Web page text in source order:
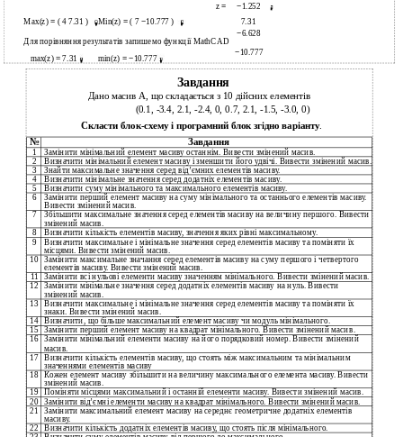
z= − 1.252
7.31
Max(z)= ( 4 7.31 ) Min(z) =( 7−10.777 )
−6.628
Для порівняння результатів запишемо функції MathCAD
max(z)=7.31 min(z) = −10.777
−10.777
Завдання
Дано масив А, що складається з 10 дійсних елементів
(0.1, -3.4, 2.1, -2.4, 0, 0.7, 2.1, -1.5, -3.0, 0)
Скласти блок-схему і програмний блок згідно варіанту.
№
Завдання
1 Замінити мінімальний елемент масиву останнім. Вивести змінений масив.
2 Визначити мінімальний елемент масиву і зменшити його удвічі. Вивести змінений масив.
3 Знайти максимальне значення серед від’ємних елементів масиву.
4 Визначити мінімальне значення серед додатніх елементів масиву.
5
Визначити суму мінімального та максимального елементів масиву.
6
Замінити перший елемент масиву на суму мінімального та останнього елементів масиву.
Вивести змінений масив.
7
Збільшити максимальне значення серед елементів масиву на величину першого. Вивести
змінений масив.
8
Визначити кількість елементів масиву, значення яких рівні максимальному.
9
Визначити максимальне і мінімальне значення серед елементів масиву та поміняти їх
місцями. Вивести змінений масив.
10
Замінити максимальне значання серед елементів масиву на суму першого і четвертого
елементів масиву. Вивести змінений масив.
11
Замінити всі нульові елементи масиву значенням мінімального. Вивести змінений масив.
12
Замінити мінімальне значення серед додатніх елементів масиву на нуль. Вивести
змінений масив.
13
Визначити максимальне і мінімальне значення серед елементів масиву та поміняти їх
знаки. Вивести змінений масив.
14
Визначити, що більше максимальний елемент масиву чи модуль мінімального.
15
Замінити перший елемент масиву на квадрат мінімального. Вивести змінений масив.
16
Замінити мінімальний елементи масиву на його порядковий номер. Вивести змінений
масив.
17
Визначити кількість елементів масиву, що стоять між максимальним та мінімальним
значеннями елементів масиву
18
Кожен елемент масиву збільшити на величину максимального елемента масиву. Вивести
змінений масив.
19
Поміняти місцями максимальний і останній елементи масиву. Вивести змінений масив.
20
Замінити від’ємні елементи масиву на квадрат мінімального. Вивести змінений масив.
21
Замінити максимальний елемент масиву на середнє геометричне додатніх елементів
масиву.
22
Визначити кількість додатніх елементів масиву, що стоять після мінімального.